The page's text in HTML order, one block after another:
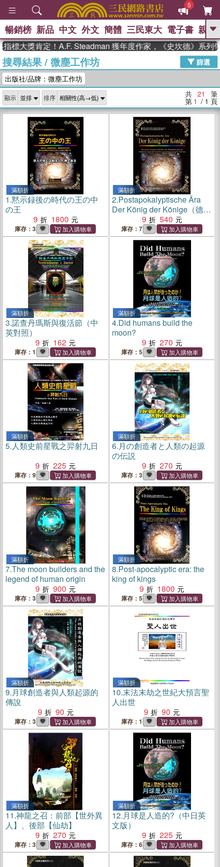
5
GO
熱搜： 高希均教授回憶錄
、 The Odyssey 、 父親節 、 如果歷
獎 臺灣漫遊錄 、 方念華 、 台灣的李
登輝時代
數學女孩：黎曼猜想 、
偉大的迷走神經
暢銷榜 新品 中文 外文 簡體 三民東大 電子書 親子
大獎肯定！A.F. Steadman 獲年度作家，《史坎德》系列帶你
搜尋結果/ 微塵工作坊
篩選
出版社/品牌：微塵工作坊
顯示 排序 共 21 筆
第 1 / 1 頁
滿額折
1.黙示録後の時代の王の中
の王
9
1800
庫存：3
滿額折
2.Postapokalyptische Ära
Der König der Könige（德文
9 540
庫存：7
滿額折
3.諾查丹瑪斯與復活節（中
英對照）
9
162
庫存：1
滿額折
4.Did humans build the
moon?
9
270
庫存：5
滿額折
5.人類史前星戰之羿射九日
9
225
庫存：9
滿額折
6.月の創造者と人類の起源
の伝説
9
270
庫存：3
滿額折
7.The moon builders and the
legend of human origin
9
900
庫存：3
滿額折
8.Post-apocalyptic era: the
king of kings
9
1800
庫存：5
滿額折
9.月球創造者與人類起源的
傳說
9
90
庫存：3
滿額折
10.末法末劫之世紀大預言聖
人出世
9
90
庫存：1
滿額折
11.神龍之召：前部【世外異
人】、後部【仙劫】
9
270
庫存：3
滿額折
12.月球是人造的?（中日英
文版）
9
225
庫存：6